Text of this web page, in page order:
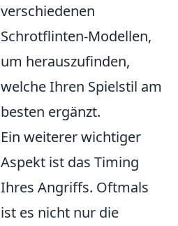
verschiedenen
Schrotflinten-Modellen,
um herauszufinden,
welche Ihren Spielstil am
besten ergänzt.
Ein weiterer wichtiger
Aspekt ist das Timing
Ihres Angriffs. Oftmals
ist es nicht nur die